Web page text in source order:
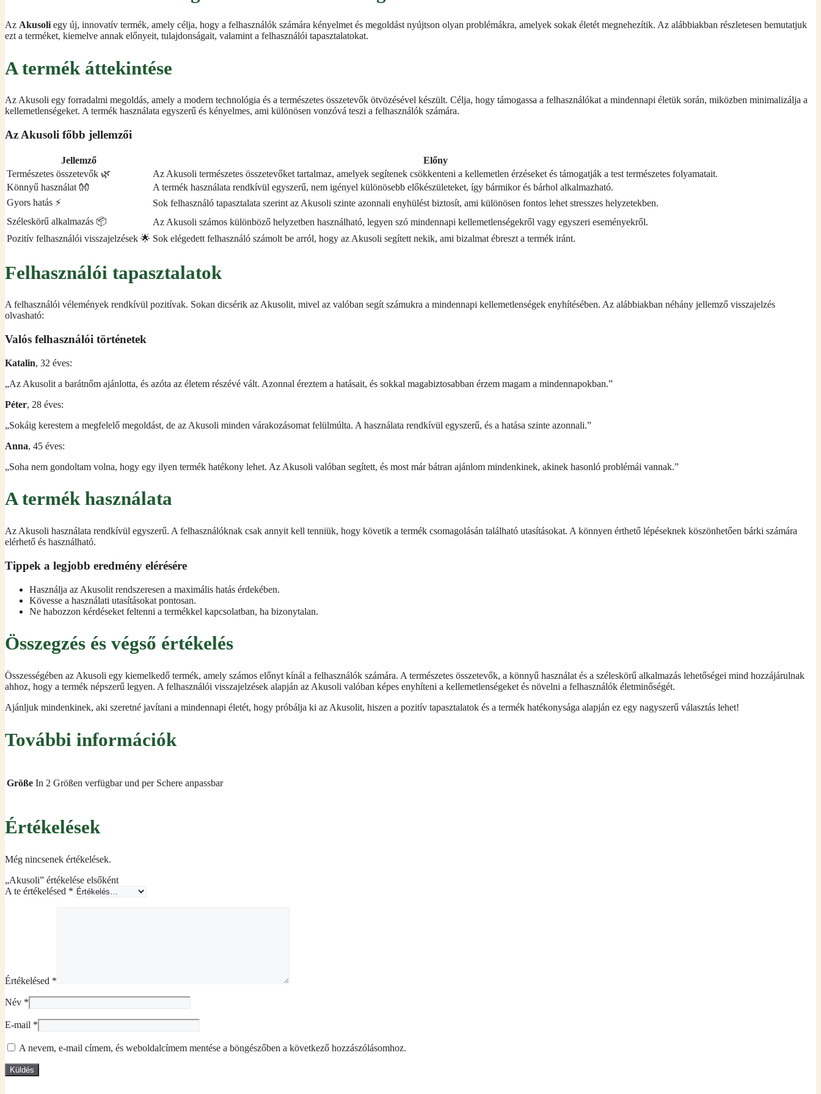
Az Akusoli egy új, innovatív termék, amely célja, hogy a felhasználók számára kényelmet és megoldást nyújtson olyan problémákra, amelyek sokak életét megnehezítik. Az alábbiakban részletesen bemutatjuk
ezt a terméket, kiemelve annak előnyeit, tulajdonságait, valamint a felhasználói tapasztalatokat.
A termék áttekintése
Az Akusoli egy forradalmi megoldás, amely a modern technológia és a természetes összetevők ötvözésével készült. Célja, hogy támogassa a felhasználókat a mindennapi életük során, miközben minimalizálja a
kellemetlenségeket. A termék használata egyszerű és kényelmes, ami különösen vonzóvá teszi a felhasználók számára.
Az Akusoli főbb jellemzői
Jellemző
Előny
Természetes összetevők 🌿
Az Akusoli természetes összetevőket tartalmaz, amelyek segítenek csökkenteni a kellemetlen érzéseket és támogatják a test természetes folyamatait.
Könnyű használat 👐
A termék használata rendkívül egyszerű, nem igényel különösebb előkészületeket, így bármikor és bárhol alkalmazható.
Gyors hatás ⚡
Sok felhasználó tapasztalata szerint az Akusoli szinte azonnali enyhülést biztosít, ami különösen fontos lehet stresszes helyzetekben.
Széleskörű alkalmazás 📦
Az Akusoli számos különböző helyzetben használható, legyen szó mindennapi kellemetlenségekről vagy egyszeri eseményekről.
Pozitív felhasználói visszajelzések 🌟 Sok elégedett felhasználó számolt be arról, hogy az Akusoli segített nekik, ami bizalmat ébreszt a termék iránt.
Felhasználói tapasztalatok
A felhasználói vélemények rendkívül pozitívak. Sokan dicsérik az Akusolit, mivel az valóban segít számukra a mindennapi kellemetlenségek enyhítésében. Az alábbiakban néhány jellemző visszajelzés
olvasható:
Valós felhasználói történetek
Katalin, 32 éves:
„Az Akusolit a barátnőm ajánlotta, és azóta az életem részévé vált. Azonnal éreztem a hatásait, és sokkal magabiztosabban érzem magam a mindennapokban.”
Péter, 28 éves:
„Sokáig kerestem a megfelelő megoldást, de az Akusoli minden várakozásomat felülmúlta. A használata rendkívül egyszerű, és a hatása szinte azonnali.”
Anna, 45 éves:
„Soha nem gondoltam volna, hogy egy ilyen termék hatékony lehet. Az Akusoli valóban segített, és most már bátran ajánlom mindenkinek, akinek hasonló problémái vannak.”
A termék használata
Az Akusoli használata rendkívül egyszerű. A felhasználóknak csak annyit kell tenniük, hogy követik a termék csomagolásán található utasításokat. A könnyen érthető lépéseknek köszönhetően bárki számára
elérhető és használható.
Tippek a legjobb eredmény elérésére
Használja az Akusolit rendszeresen a maximális hatás érdekében.
Kövesse a használati utasításokat pontosan.
Ne habozzon kérdéseket feltenni a termékkel kapcsolatban, ha bizonytalan.
Összegzés és végső értékelés
Összességében az Akusoli egy kiemelkedő termék, amely számos előnyt kínál a felhasználók számára. A természetes összetevők, a könnyű használat és a széleskörű alkalmazás lehetőségei mind hozzájárulnak
ahhoz, hogy a termék népszerű legyen. A felhasználói visszajelzések alapján az Akusoli valóban képes enyhíteni a kellemetlenségeket és növelni a felhasználók életminőségét.
Ajánljuk mindenkinek, aki szeretné javítani a mindennapi életét, hogy próbálja ki az Akusolit, hiszen a pozitív tapasztalatok és a termék hatékonysága alapján ez egy nagyszerű választás lehet!
További információk
Größe In 2 Größen verfügbar und per Schere anpassbar
Értékelések
Még nincsenek értékelések.
„Akusoli” értékelése elsőként
A te értékelésed *
Értékelésed *
Név *
E-mail *
A nevem, e-mail címem, és weboldalcímem mentése a böngészőben a következő hozzászólásomhoz.